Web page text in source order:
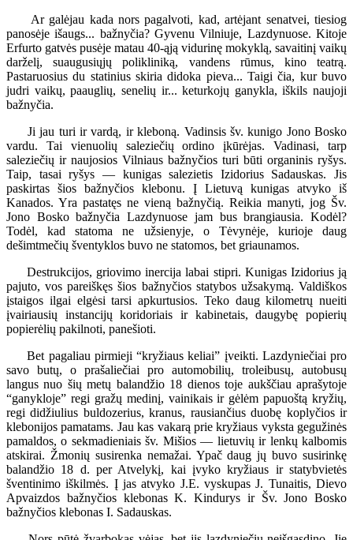
Ar galėjau kada nors pagalvoti, kad, artėjant senatvei, tiesiog
panosėje išaugs... bažnyčia? Gyvenu Vilniuje, Lazdynuose. Kitoje
Erfurto gatvės pusėje matau 40-ąją vidurinę mokyklą, savaitinį vaikų
darželį, suaugusiųjų polikliniką, vandens rūmus, kino teatrą.
Pastaruosius du statinius skiria didoka pieva... Taigi čia, kur buvo
judri vaikų, paauglių, senelių ir... keturkojų ganykla, iškils naujoji
bažnyčia.
Ji jau turi ir vardą, ir kleboną. Vadinsis šv. kunigo Jono Bosko
vardu. Tai vienuolių saleziečių ordino įkūrėjas. Vadinasi, tarp
saleziečių ir naujosios Vilniaus bažnyčios turi būti organinis ryšys.
Taip, tasai ryšys — kunigas salezietis Izidorius Sadauskas. Jis
paskirtas šios bažnyčios klebonu. Į Lietuvą kunigas atvyko iš
Kanados. Yra pastatęs ne vieną bažnyčią. Reikia manyti, jog Šv.
Jono Bosko bažnyčia Lazdynuose jam bus brangiausia. Kodėl?
Todėl, kad statoma ne užsienyje, o Tėvynėje, kurioje daug
dešimtmečių šventyklos buvo ne statomos, bet griaunamos.
Destrukcijos, griovimo inercija labai stipri. Kunigas Izidorius ją
pajuto, vos pareiškęs šios bažnyčios statybos užsakymą. Valdiškos
įstaigos ilgai elgėsi tarsi apkurtusios. Teko daug kilometrų nueiti
įvairiausių instancijų koridoriais ir kabinetais, daugybę popierių
popierėlių pakilnoti, panešioti.
Bet pagaliau pirmieji “kryžiaus keliai” įveikti. Lazdyniečiai pro
savo butų, o prašaliečiai pro automobilių, troleibusų, autobusų
langus nuo šių metų balandžio 18 dienos toje aukščiau aprašytoje
“ganykloje” regi gražų medinį, vainikais ir gėlėm papuoštą kryžių,
regi didžiulius buldozerius, kranus, rausiančius duobę koplyčios ir
klebonijos pamatams. Jau kas vakarą prie kryžiaus vyksta gegužinės
pamaldos, o sekmadieniais šv. Mišios — lietuvių ir lenkų kalbomis
atskirai. Žmonių susirenka nemažai. Ypač daug jų buvo susirinkę
balandžio 18 d. per Atvelykį, kai įvyko kryžiaus ir statybvietės
šventinimo iškilmės. Į jas atvyko J.E. vyskupas J. Tunaitis, Dievo
Apvaizdos bažnyčios klebonas K. Kindurys ir Šv. Jono Bosko
bažnyčios klebonas I. Sadauskas.